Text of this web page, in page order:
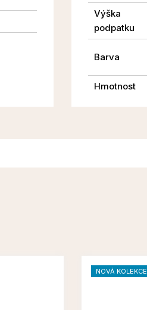
Výška
podpatku
Barva
Hmotnost
NOVÁ KOLEKCE